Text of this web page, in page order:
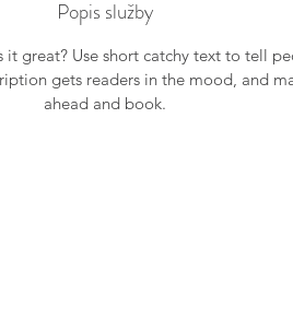
Popis služby
it great? Use short catchy text to tell
gets readers in the mood, and
ahead and book.